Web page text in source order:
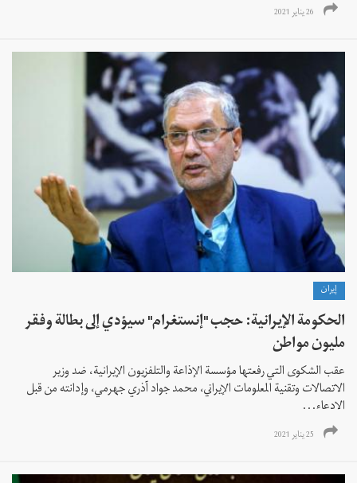
26 يناير 2021
إيران
الحكومة الإيرانية: حجب "إنستغرام" سيؤدي إلى بطالة وفقر
مليون مواطن
عقب الشكوى التي رفعتها مؤسسة الإذاعة والتلفزيون الإيرانية، ضد وزير
الاتصالات وتقنية المعلومات الإيراني، محمد جواد آذري جهرمي، وإدانته من قبل
الادعاء...
25 يناير 2021